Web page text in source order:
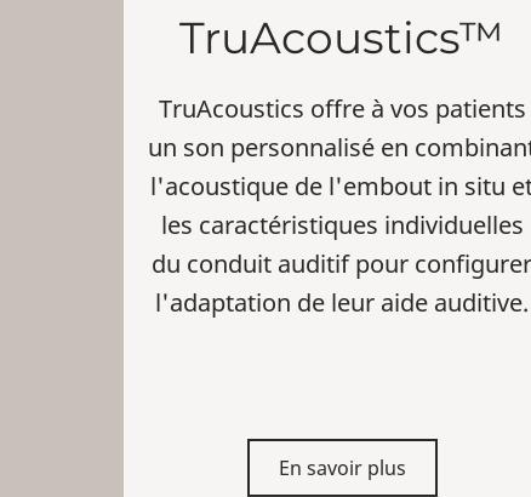
TruAcoustics™
TruAcoustics offre à vos patients
un son personnalisé en
l'acoustique de l'embout in situ
les caractéristiques individuelles
du conduit auditif pour configurer
l'adaptation de leur aide auditive.
En savoir plus